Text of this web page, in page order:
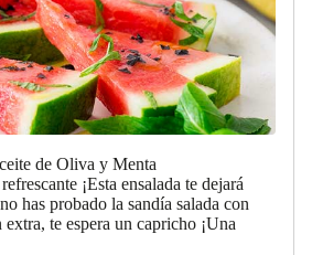
de Oliva y Menta
¡Esta ensalada te dejará
has probado la sandía salada con
te espera un capricho ¡Una